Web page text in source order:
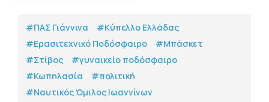
#ΠΑΣ Γιάννινα
#Κύπελλο Ελλάδας
#Eρασιτεχνικό Ποδόσφαιρο
#Μπάσκετ
#Στίβος
#γυναικείο ποδόσφαιρο
#Κωπηλασία
#πολιτική
#Ναυτικός Όμιλος Ιωαννίνων